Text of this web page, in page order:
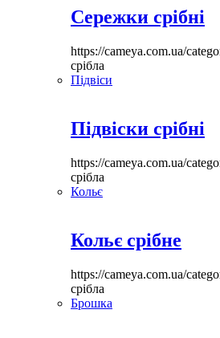
Сережки срібні
https://cameya.com.ua/
срібла
Підвіси
Підвіски срібні
https://cameya.com.ua/
срібла
Кольє
Кольє срібне
https://cameya.com.ua/
срібла
Брошка